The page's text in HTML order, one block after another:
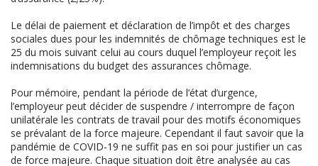
Le délai de paiement et déclaration de l’impôt et des charges
sociales dues pour les indemnités de chômage techniques est le
25 du mois suivant celui au cours duquel l’employeur reçoit les
indemnisations du budget des assurances chômage.
Pour mémoire, pendant la période de l’état d’urgence,
l’employeur peut décider de suspendre / interrompre de façon
unilatérale les contrats de travail pour des motifs économiques
se prévalant de la force majeure. Cependant il faut savoir que la
pandémie de COVID-19 ne suffit pas en soi pour justifier un cas
de force majeure. Chaque situation doit être analysée au cas